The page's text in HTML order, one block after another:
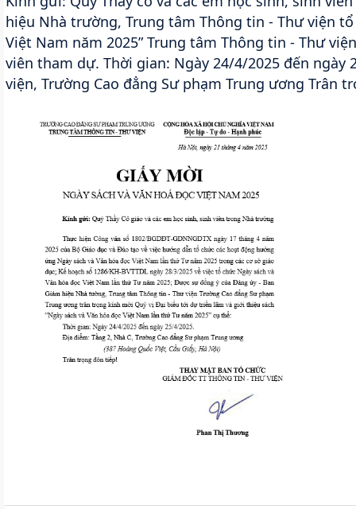
hiệu Nhà trường, Trung tâm Thông tin - Thư viện
Việt Nam năm 2025” Trung tâm Thông tin - Thư
viên tham dự. Thời gian: Ngày 24/4/2025 đến ngày
viện, Trường Cao đẳng Sư phạm Trung ương Trân